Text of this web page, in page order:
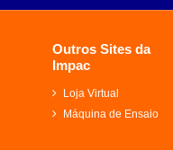
Outros Sites da
Impac
Loja Virtual
Máquina de Ensaio